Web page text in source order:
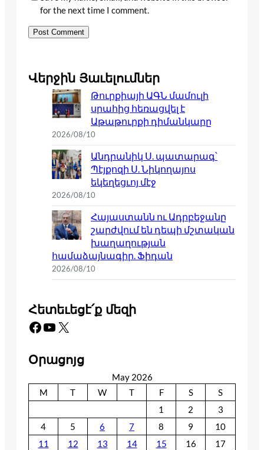
for the next time I comment.
Վերջին Յաւելումներ
Թուրքիայի ԱԳՆ մամուլի
սրահից հեռացվել է
Աթաթուրքի դիմանկարը
2026/08/10
Անդրանիկ Ս. պատարագ՝
Պէյքոզի Ս. Նիկողայոս
եկեղեցւոյ մէջ
2026/08/10
Հայաստանն ու Ադրբեջանը
շարժվում են դեպի մշտական
խաղաղության
համաձայնագիր. Ֆիդան
2026/08/10
Հետեւեցէ՛ք մեզի
Facebook YouTube X
Օրացոյց
May 2026
M
T W T F S
S
1
2
3
4
5 6 7 8 9
10
11
12 13 14 15 16
17